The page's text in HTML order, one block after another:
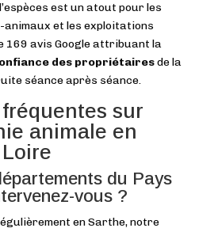
est un atout pour les
et les exploitations
169 avis Google attribuant la
des propriétairesde la
séance après séance.
sur
animale en
du Pays
vous ?
en Sarthe, notre